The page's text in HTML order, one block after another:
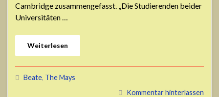
Cambridge zusammengefasst. „Die Studierenden beider
Universitäten …
Weiterlesen
Beate, The Mays
Kommentar hinterlassen